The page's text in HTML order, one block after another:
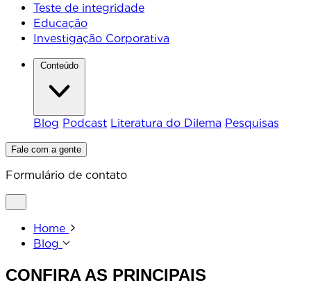
Teste de integridade
Educação
Investigação Corporativa
Blog Podcast Literatura do Dilema Pesquisas
Fale com a gente
Formulário de contato
Home
Blog
CONFIRA AS PRINCIPAIS